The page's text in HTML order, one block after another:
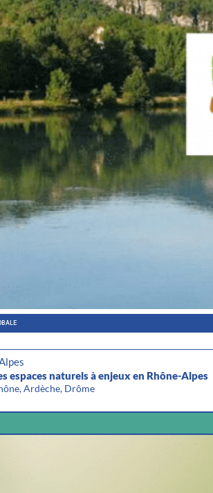
espaces naturels à enjeux en Rhône-Alpes
Ardèche, Drôme